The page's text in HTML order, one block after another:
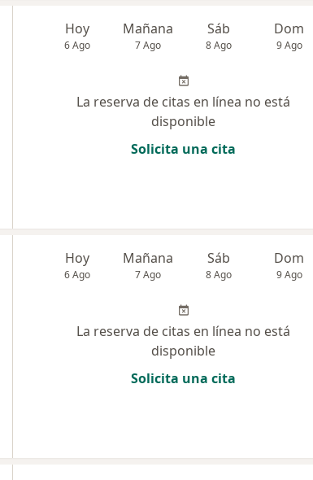
Hoy
6 Ago
Mañana
7 Ago
Sáb
8 Ago
Dom
9 Ago
La reserva de citas en línea no está
disponible
Solicita una cita
Hoy
6 Ago
Mañana
7 Ago
Sáb
8 Ago
Dom
9 Ago
La reserva de citas en línea no está
disponible
Solicita una cita